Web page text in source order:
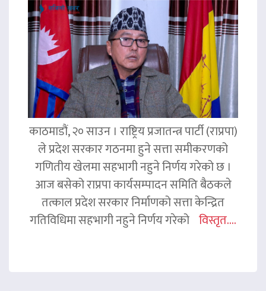
काठमाडौं, २० साउन । राष्ट्रिय प्रजातन्त्र पार्टी (राप्रपा)
ले प्रदेश सरकार गठनमा हुने सत्ता समीकरणको
गणितीय खेलमा सहभागी नहुने निर्णय गरेको छ ।
आज बसेको राप्रपा कार्यसम्पादन समिति बैठकले
तत्काल प्रदेश सरकार निर्माणको सत्ता केन्द्रित
गतिविधिमा सहभागी नहुने निर्णय गरेको विस्तृत....